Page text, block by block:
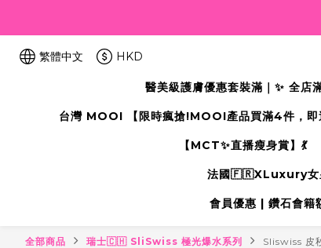
繁體中文 HKD
醫美級護膚優惠套裝滿｜✨ 全
台灣 MOOI 【限時瘋搶!MOOI產品買滿4件，即
【MCT✨直播瘦身賞】💃
法國🇫🇷XLuxury女
會員優惠 | 鑽石會
全部商品 瑞士🇨🇭 SliSwiss 極光爆水系列 Sliswiss 皮